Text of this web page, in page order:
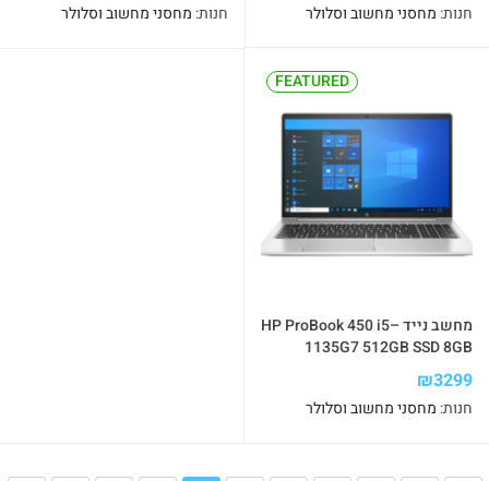
חנות: מחסני מחשוב וסלולר חנות: מחסני מחשוב וסלולר
FEATURED
מחשב נייד HP ProBook 450 i5–
1135G7 512GB SSD 8GB
₪3299
חנות: מחסני מחשוב וסלולר